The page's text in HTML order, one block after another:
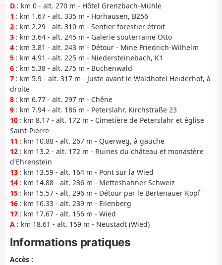
D : km 0 - alt. 270 m - Hôtel Grenzbach-Mühle
1 : km 1.67 - alt. 335 m - Horhausen, B256
2 : km 2.29 - alt. 310 m - Sentier forestier étroit
3 : km 3.64 - alt. 245 m - Galerie souterraine Otto
4 : km 3.81 - alt. 243 m - Détour - Mine Friedrich-Wilhelm
5 : km 4.91 - alt. 225 m - Niedersteinebach, K1
6 : km 5.38 - alt. 275 m - Buchenwald
7 : km 5.9 - alt. 317 m - Juste avant le Waldhotel Heiderhof, à
droite
8 : km 6.77 - alt. 297 m - Chêne
9 : km 7.94 - alt. 186 m - Peterslahr, Kirchstraße 23
10 : km 8.17 - alt. 172 m - Cimetière de Peterslahr et église
Saint-Pierre
11 : km 10.88 - alt. 267 m - Querweg, à gauche
12 : km 13.2 - alt. 172 m - Ruines du château et monastère
d'Ehrenstein
13 : km 13.59 - alt. 164 m - Pont sur la Wied
14 : km 14.88 - alt. 236 m - Metteshahner Schweiz
15 : km 15.57 - alt. 296 m - Détour par le Bertenauer Kopf
16 : km 16.33 - alt. 239 m - Eilenberg
17 : km 17.67 - alt. 156 m - Wied
A : km 18.61 - alt. 159 m - Neustadt (Wied)
Informations pratiques
Accès :